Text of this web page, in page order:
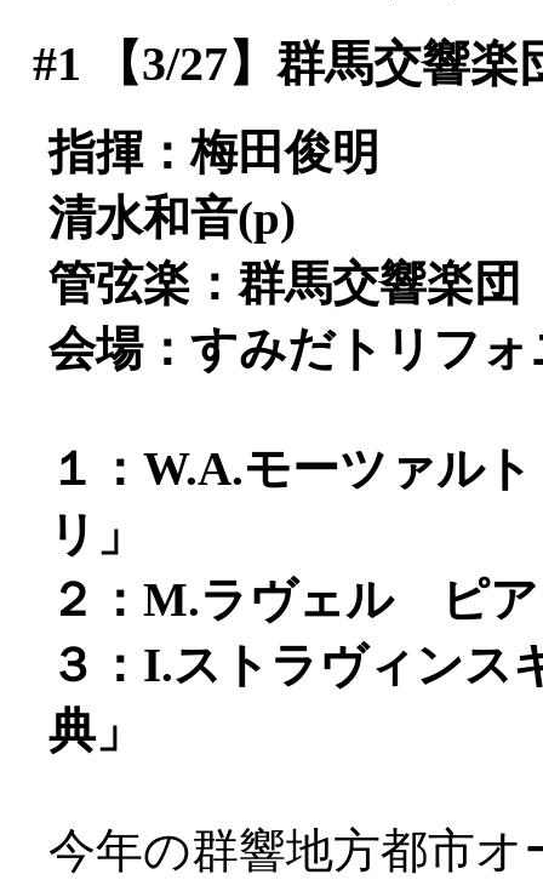
#1 【3/27】群馬交響楽
指揮：梅田俊明
清水和音(p)
管弦楽：群馬交響楽団
会場：すみだトリフ
１：W.A.モーツァル
リ」
２：M.ラヴェル ピ
３：I.ストラヴィン
典」
今年の群響地方都市